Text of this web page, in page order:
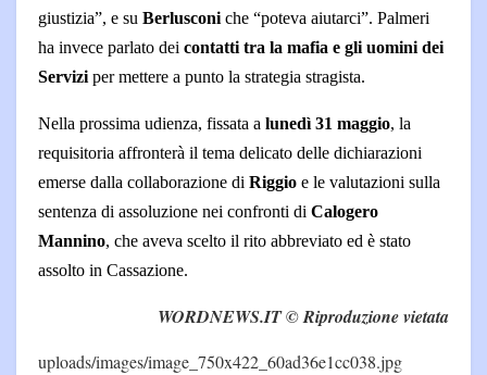
giustizia”, e su Berlusconi che “poteva aiutarci”. Palmeri
ha invece parlato dei contatti tra la mafia e gli uomini dei
Servizi per mettere a punto la strategia stragista.
Nella prossima udienza, fissata a lunedì 31 maggio, la
requisitoria affronterà il tema delicato delle dichiarazioni
emerse dalla collaborazione di Riggio e le valutazioni sulla
sentenza di assoluzione nei confronti di Calogero
Mannino, che aveva scelto il rito abbreviato ed è stato
assolto in Cassazione.
WORDNEWS.IT © Riproduzione vietata
uploads/images/image_750x422_60ad36e1cc038.jpg